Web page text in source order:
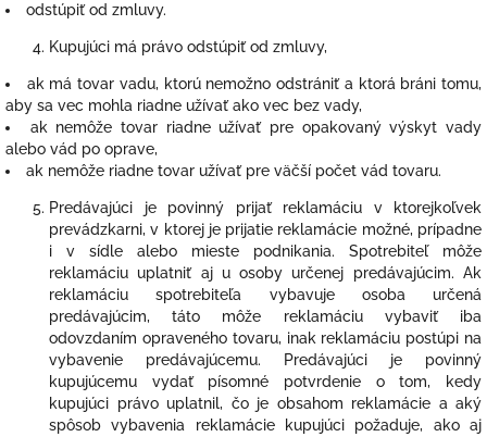
odstúpiť od zmluvy.
Kupujúci má právo odstúpiť od zmluvy,
ak má tovar vadu, ktorú nemožno odstrániť a ktorá bráni tomu,
aby sa vec mohla riadne užívať ako vec bez vady,
ak nemôže tovar riadne užívať pre opakovaný výskyt vady
alebo vád po oprave,
ak nemôže riadne tovar užívať pre väčší počet vád tovaru.
Predávajúci je povinný prijať reklamáciu v ktorejkoľvek
prevádzkarni, v ktorej je prijatie reklamácie možné, prípadne
i v sídle alebo mieste podnikania. Spotrebiteľ môže
reklamáciu uplatniť aj u osoby určenej predávajúcim. Ak
reklamáciu spotrebiteľa vybavuje osoba určená
predávajúcim, táto môže reklamáciu vybaviť iba
odovzdaním opraveného tovaru, inak reklamáciu postúpi na
vybavenie predávajúcemu. Predávajúci je povinný
kupujúcemu vydať písomné potvrdenie o tom, kedy
kupujúci právo uplatnil, čo je obsahom reklamácie a aký
spôsob vybavenia reklamácie kupujúci požaduje, ako aj